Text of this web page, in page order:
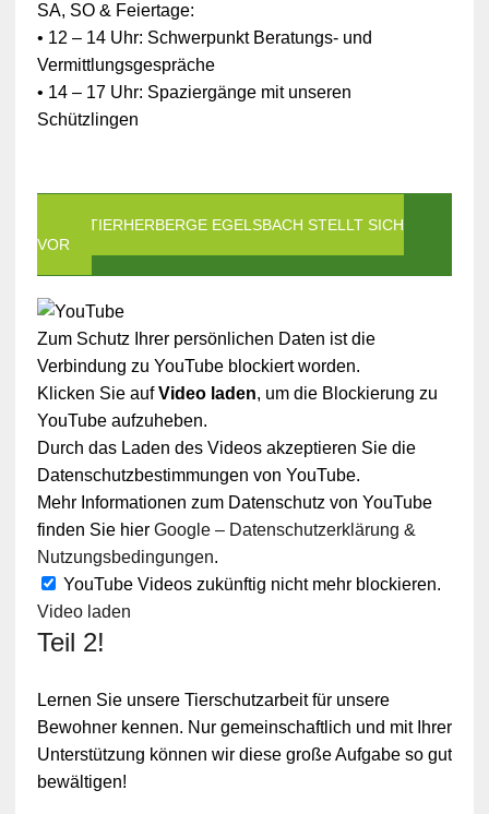
SA, SO & Feiertage:
• 12 – 14 Uhr: Schwerpunkt Beratungs- und
Vermittlungsgespräche
• 14 – 17 Uhr: Spaziergänge mit unseren
Schützlingen
DIE TIERHERBERGE EGELSBACH STELLT SICH
VOR
Zum Schutz Ihrer persönlichen Daten ist die
Verbindung zu YouTube blockiert worden.
Klicken Sie aufVideo laden, um die Blockierung zu
YouTube aufzuheben.
Durch das Laden des Videos akzeptieren Sie die
Datenschutzbestimmungen von YouTube.
Mehr Informationen zum Datenschutz von YouTube
finden Sie hier Google – Datenschutzerklärung &
Nutzungsbedingungen.
YouTube Videos zukünftig nicht mehr blockieren.
Video laden
Teil 2!
Lernen Sie unsere Tierschutzarbeit für unsere
Bewohner kennen. Nur gemeinschaftlich und mit Ihrer
Unterstützung können wir diese große Aufgabe so gut
bewältigen!